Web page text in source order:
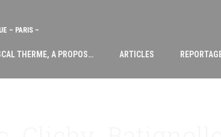
– PARIS –
THERME, A PROPOS… ARTICLES